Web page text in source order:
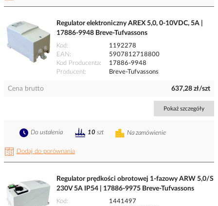
Regulator elektroniczny AREX 5,0, 0-10VDC, 5A |
17886-9948 Breve-Tufvassons
Kod
1192278
EAN
5907812718800
Kod Producenta
17886-9948
Producent
Breve-Tufvassons
Cena brutto 637,28 zł/szt
Pokaż szczegóły
Dodaj do porównania
Na zamówienie
Do ustalenia 10 szt
Regulator prędkości obrotowej 1-fazowy ARW 5,0/S
230V 5A IP54 | 17886-9975 Breve-Tufvassons
Kod
1441497